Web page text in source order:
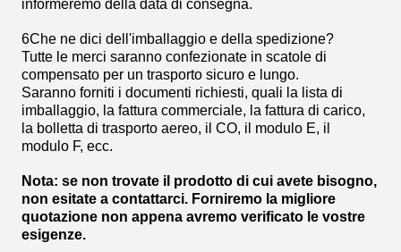
informeremo della data di consegna.
6Che ne dici dell'imballaggio e della spedizione?
Tutte le merci saranno confezionate in scatole di
compensato per un trasporto sicuro e lungo.
Saranno forniti i documenti richiesti, quali la lista di
imballaggio, la fattura commerciale, la fattura di carico,
la bolletta di trasporto aereo, il CO, il modulo E, il
modulo F, ecc.
Nota: se non trovate il prodotto di cui avete bisogno,
non esitate a contattarci. Forniremo la migliore
quotazione non appena avremo verificato le vostre
esigenze.